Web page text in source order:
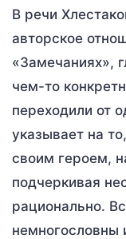
В речи
авторское
«Замечаниях»,
чем-то
переходили от
указывает на
своим героем,
подчеркивая
рационально.
немногословны